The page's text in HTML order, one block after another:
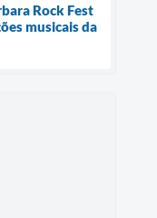
Rock Fest
musicais da